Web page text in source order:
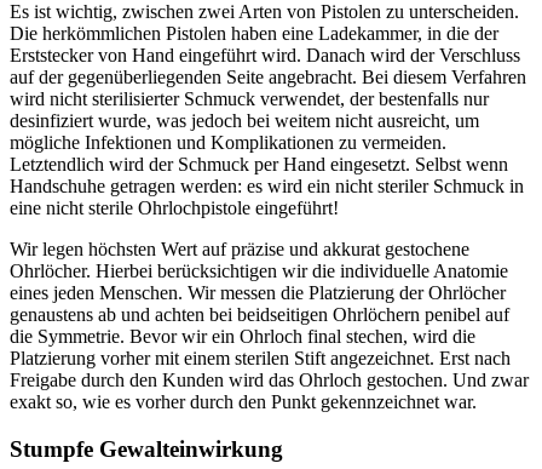
Es ist wichtig, zwischen zwei Arten von Pistolen zu unterscheiden.
Die herkömmlichen Pistolen haben eine Ladekammer, in die der
Erststecker von Hand eingeführt wird. Danach wird der Verschluss
auf der gegenüberliegenden Seite angebracht. Bei diesem Verfahren
wird nicht sterilisierter Schmuck verwendet, der bestenfalls nur
desinfiziert wurde, was jedoch bei weitem nicht ausreicht, um
mögliche Infektionen und Komplikationen zu vermeiden.
Letztendlich wird der Schmuck per Hand eingesetzt. Selbst wenn
Handschuhe getragen werden: es wird ein nicht steriler Schmuck in
eine nicht sterile Ohrlochpistole eingeführt!
Wir legen höchsten Wert auf präzise und akkurat gestochene
Ohrlöcher. Hierbei berücksichtigen wir die individuelle Anatomie
eines jeden Menschen. Wir messen die Platzierung der Ohrlöcher
genaustens ab und achten bei beidseitigen Ohrlöchern penibel auf
die Symmetrie. Bevor wir ein Ohrloch final stechen, wird die
Platzierung vorher mit einem sterilen Stift angezeichnet. Erst nach
Freigabe durch den Kunden wird das Ohrloch gestochen. Und zwar
exakt so, wie es vorher durch den Punkt gekennzeichnet war.
Stumpfe Gewalteinwirkung